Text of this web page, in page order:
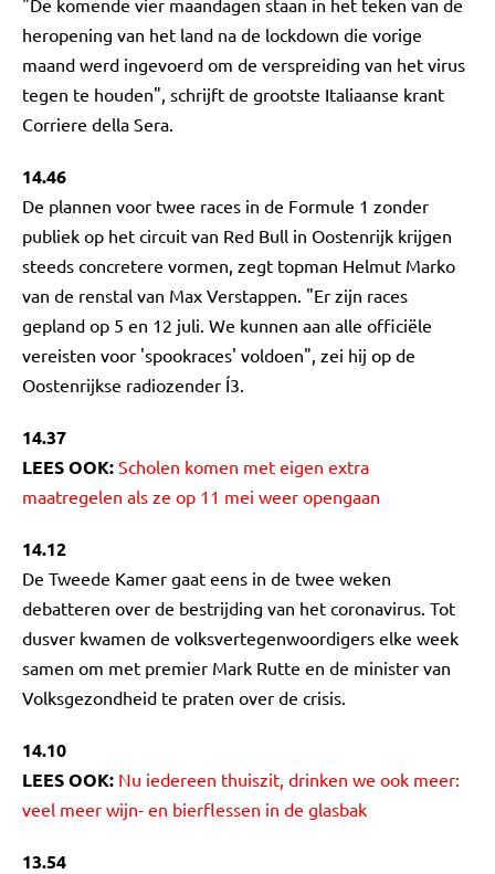
"De komende vier maandagen staan in het teken van de
heropening van het land na de lockdown die vorige
maand werd ingevoerd om de verspreiding van het virus
tegen te houden", schrijft de grootste Italiaanse krant
Corriere della Sera.
14.46
De plannen voor twee races in de Formule 1 zonder
publiek op het circuit van Red Bull in Oostenrijk krijgen
steeds concretere vormen, zegt topman Helmut Marko
van de renstal van Max Verstappen. "Er zijn races
gepland op 5 en 12 juli. We kunnen aan alle officiële
vereisten voor 'spookraces' voldoen", zei hij op de
Oostenrijkse radiozender Í3.
14.37
LEES OOK: Scholen komen met eigen extra
maatregelen als ze op 11 mei weer opengaan
14.12
De Tweede Kamer gaat eens in de twee weken
debatteren over de bestrijding van het coronavirus. Tot
dusver kwamen de volksvertegenwoordigers elke week
samen om met premier Mark Rutte en de minister van
Volksgezondheid te praten over de crisis.
14.10
LEES OOK: Nu iedereen thuiszit, drinken we ook meer:
veel meer wijn- en bierflessen in de glasbak
13.54